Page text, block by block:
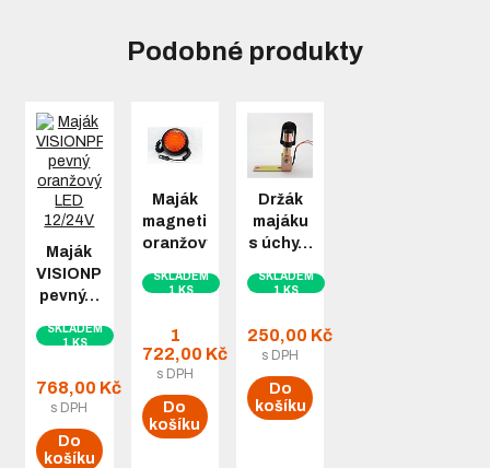
Podobné produkty
Maják
VISIONPRO
pevný…
SKLADEM
1 KS
768,00 Kč
s DPH
Do
košíku
Maják
magnetický
oranžový…
SKLADEM
1 KS
1
722,00 Kč
s DPH
Do
košíku
Držák
majáku
s úchy…
SKLADEM
1 KS
250,00 Kč
s DPH
Do
košíku